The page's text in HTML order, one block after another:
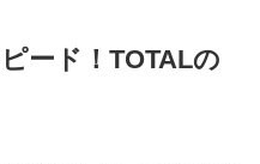
ード！TOTALの